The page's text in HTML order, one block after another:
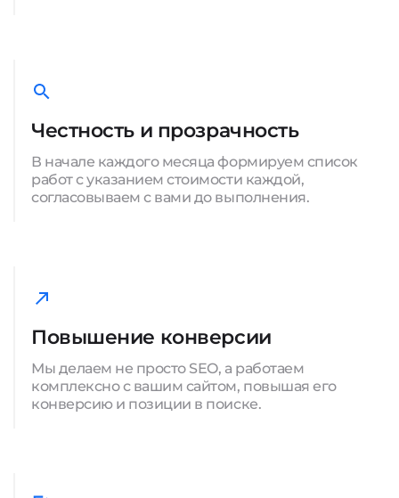
Честность и прозрачность
В начале каждого месяца формируем список
работ с указанием стоимости каждой,
согласовываем с вами до выполнения.
Повышение конверсии
Мы делаем не просто SEO, а работаем
комплексно с вашим сайтом, повышая его
конверсию и позиции в поиске.